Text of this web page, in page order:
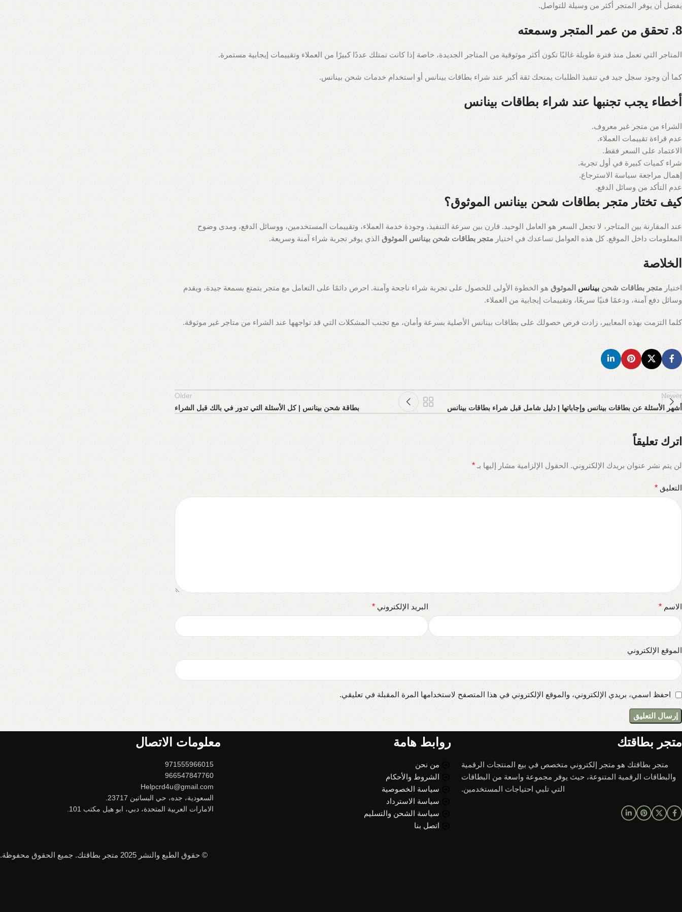
يفضل أن يوفر المتجر أكثر من وسيلة للتواصل.
8. تحقق من عمر المتجر وسمعته
المتاجر التي تعمل منذ فترة طويلة غالبًا تكون أكثر موثوقية من المتاجر الجديدة، خاصة إذا كانت تمتلك عددًا كبيرًا من العملاء وتقييمات إيجابية مستمرة.
كما أن وجود سجل جيد في تنفيذ الطلبات يمنحك ثقة أكبر عند شراء بطاقات بينانس أو استخدام خدمات شحن بينانس.
أخطاء يجب تجنبها عند شراء بطاقات بينانس
الشراء من متجر غير معروف.
عدم قراءة تقييمات العملاء.
الاعتماد على السعر فقط.
شراء كميات كبيرة في أول تجربة.
إهمال مراجعة سياسة الاسترجاع.
عدم التأكد من وسائل الدفع.
كيف تختار متجر بطاقات شحن بينانس الموثوق؟
عند المقارنة بين المتاجر، لا تجعل السعر هو العامل الوحيد. قارن بين سرعة التنفيذ، وجودة خدمة العملاء، وتقييمات المستخدمين، ووسائل الدفع، ومدى وضوح
المعلومات داخل الموقع. كل هذه العوامل تساعدك في اختيار متجر بطاقات شحن بينانس الموثوق الذي يوفر تجربة شراء آمنة وسريعة.
الخلاصة
اختيارمتجر بطاقات شحنبينانسالموثوقهو الخطوة الأولى للحصول على تجربة شراء ناجحة وآمنة. احرص دائمًا على التعامل مع متجر يتمتع بسمعة جيدة، ويقدم
وسائل دفع آمنة، ودعمًا فنيًا سريعًا، وتقييمات إيجابية من العملاء.
كلما التزمت بهذه المعايير، زادت فرص حصولك على بطاقات بينانس الأصلية بسرعة وأمان، مع تجنب المشكلات التي قد تواجهها عند الشراء من متاجر غير موثوقة.
Newer
أشهر الأسئلة عن بطاقات بينانس وإجاباتها | دليل شامل قبل شراء بطاقات بينانس
Older
بطاقة شحن بينانس | كل الأسئلة التي تدور في بالك قبل الشراء
اترك تعليقاً
لن يتم نشر عنوان بريدك الإلكتروني. الحقول الإلزامية مشار إليها بـ*
التعليق*
الاسم* البريد الإلكتروني*
الموقع الإلكتروني
احفظ اسمي، بريدي الإلكتروني، والموقع الإلكتروني في هذا المتصفح لاستخدامها المرة المقبلة في تعليقي.
متجر بطاقتك
متجر بطاقتك هو متجر إلكتروني متخصص في بيع المنتجات الرقمية
والبطاقات الرقمية المتنوعة، حيث يوفر مجموعة واسعة من البطاقات
التي تلبي احتياجات المستخدمين.
روابط هامة
من نحن
الشروط والأحكام
سياسة الخصوصية
سياسة الاسترداد
سياسة الشحن والتسليم
اتصل بنا
معلومات الاتصال
971555966015
966547847760
Helpcrd4u@gmail.com
السعودية، جده، حي البساتين 23717.
الامارات العربية المتحدة، دبي، ابو هيل مكتب 101.
© حقوق الطبع والنشر 2025 متجر بطاقتك. جميع الحقوق محفوظة.